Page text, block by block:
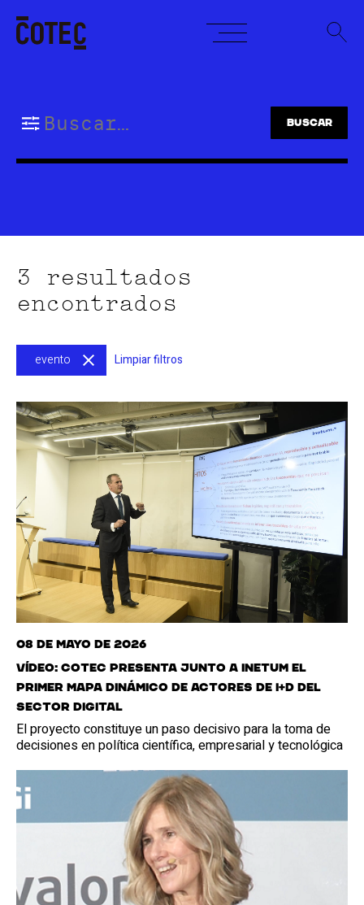
content
3 resultados
encontrados
evento Limpiar filtros
08 de mayo de 2026
Vídeo: Cotec presenta junto a Inetum el
primer mapa dinámico de actores de I+D del
sector digital
El proyecto constituye un paso decisivo para la toma de
decisiones en política científica, empresarial y tecnológica